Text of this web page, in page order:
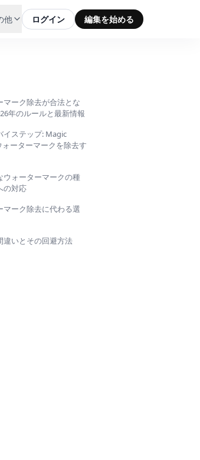
他 ログイン 編集を始める
マーク除去が合法とな
年のルールと最新情報
イステップ: Magic
ォーターマークを除去す
ウォーターマークの種
の対応
マーク除去に代わる選
違いとその回避方法